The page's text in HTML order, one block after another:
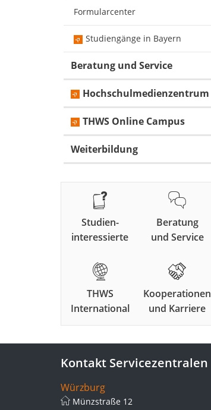
Formularcenter
Studiengänge in Bayern
Beratung und Service
Hochschulmedienzentrum
THWS Online Campus
Weiterbildung
Studien-
interessierte
Beratung
und Service
THWS
International
Kooperationen
und Karriere
Kontakt Servicezentralen
Würzburg
Münzstraße 12